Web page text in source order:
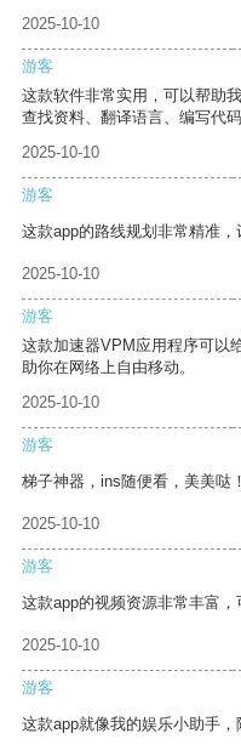
2025-10-10
游客
这款软件非常实用，可以帮助
查找资料、翻译语言、编写代码
2025-10-10
游客
这款app的路线规划非常精准，
2025-10-10
游客
这款加速器VPM应用程序可以
助你在网络上自由移动。
2025-10-10
游客
梯子神器，ins随便看，美美哒！
2025-10-10
游客
这款app的视频资源非常丰富，
2025-10-10
游客
这款app就像我的娱乐小助手，